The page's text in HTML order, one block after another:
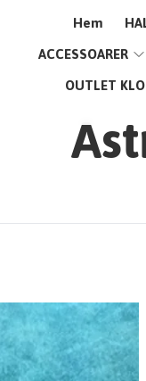
Hem
ACCESSOARER
OUTLET